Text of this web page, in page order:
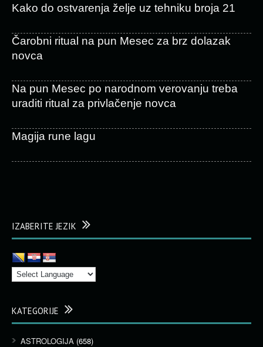
Kako do ostvarenja želje uz tehniku broja 21
Čarobni ritual na pun Mesec za brz dolazak
novca
Na pun Mesec po narodnom verovanju treba
uraditi ritual za privlačenje novca
Magija rune lagu
IZABERITE JEZIK
KATEGORIJE
ASTROLOGIJA (658)